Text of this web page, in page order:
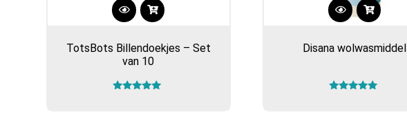
TotsBots Billendoekjes – Set
van 10
Disana wolwasmiddel